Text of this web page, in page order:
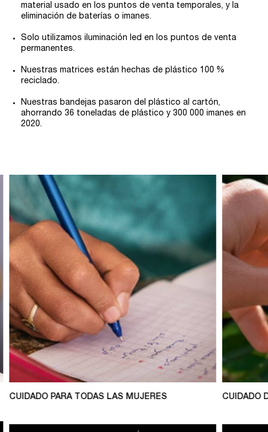
material usado en los puntos de venta temporales, y la
eliminación de baterías o imanes.
Solo utilizamos iluminación led en los puntos de venta
permanentes.
Nuestras matrices están hechas de plástico 100 %
reciclado.
Nuestras bandejas pasaron del plástico al cartón,
ahorrando 36 toneladas de plástico y 300 000 imanes en
2020.
CUIDADO PARA TODAS LAS MUJERES CUIDADO